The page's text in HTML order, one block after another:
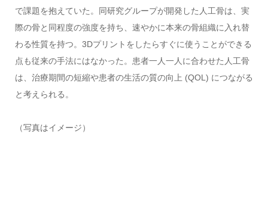
で課題を抱えていた。同研究グループが開発した人工骨は、実
際の骨と同程度の強度を持ち、速やかに本来の骨組織に入れ替
わる性質を持つ。3Dプリントをしたらすぐに使うことができる
点も従来の手法にはなかった。患者一人一人に合わせた人工骨
は、治療期間の短縮や患者の生活の質の向上 (QOL) につながる
と考えられる。
（写真はイメージ）